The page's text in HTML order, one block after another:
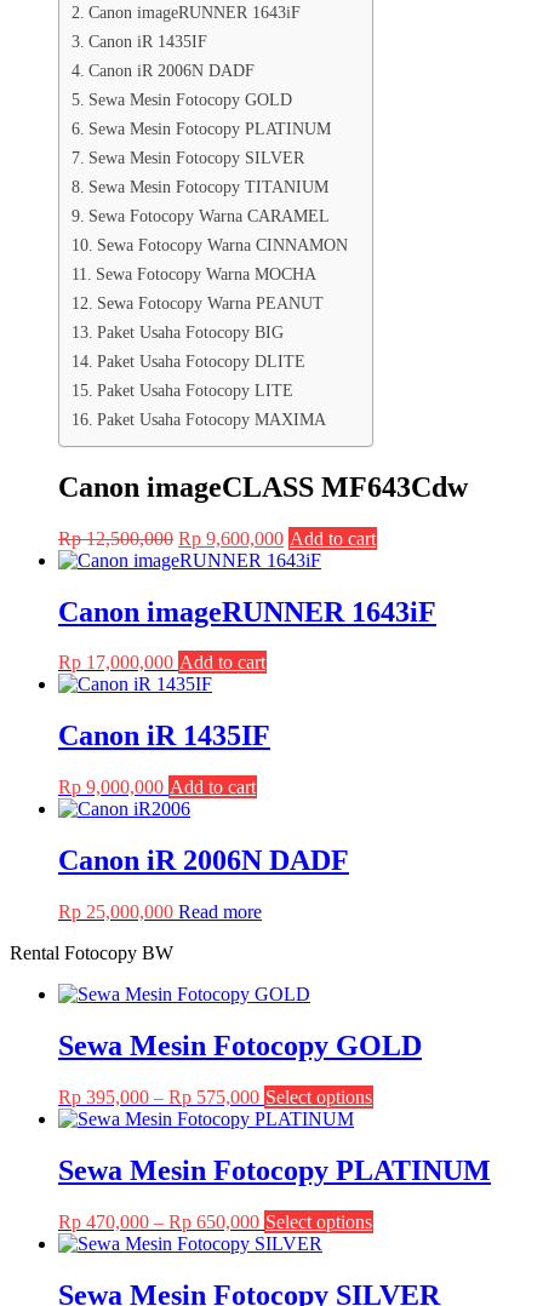
Canon imageRUNNER 1643iF
Canon iR 1435IF
Canon iR 2006N DADF
Sewa Mesin Fotocopy GOLD
Sewa Mesin Fotocopy PLATINUM
Sewa Mesin Fotocopy SILVER
Sewa Mesin Fotocopy TITANIUM
Sewa Fotocopy Warna CARAMEL
Sewa Fotocopy Warna CINNAMON
Sewa Fotocopy Warna MOCHA
Sewa Fotocopy Warna PEANUT
Paket Usaha Fotocopy BIG
Paket Usaha Fotocopy DLITE
Paket Usaha Fotocopy LITE
Paket Usaha Fotocopy MAXIMA
Canon imageCLASS MF643Cdw
Rp12,500,000 Original
price
Rp 12,500,000.
Rp 9,600,000Current
price
Rp 9,600,000.
Add to cart
Canon imageRUNNER 1643iF
Rp 17,000,000 Add to cart
Canon iR 1435IF
Rp 9,000,000 Add to cart
Canon iR 2006N DADF
Rp 25,000,000 Read more
Rental Fotocopy BW
Sewa Mesin Fotocopy GOLD
Rp 395,000 – Rp 575,000Price
range:
Rp 575,000
Select options
multiple
variants.
chosen
Sewa Mesin Fotocopy PLATINUM
Rp 470,000 – Rp 650,000Price
range:
Select options
multiple
Sewa Mesin Fotocopy SILVER